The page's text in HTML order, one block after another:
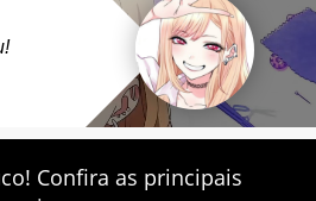
Confira as principais